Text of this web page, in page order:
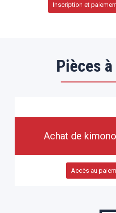
Inscription et
Pièces
Achat de
Accès au